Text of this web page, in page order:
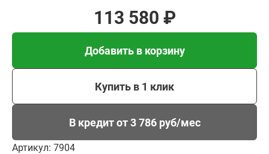
113 580 ₽
Добавить в корзину
Купить в 1 клик
В кредит от 3 786 руб/мес
Артикул: 7904